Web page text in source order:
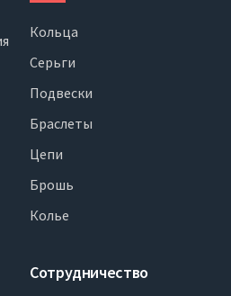
Кольца
Серьги
Подвески
Браслеты
Цепи
Брошь
Колье
Сотрудничество